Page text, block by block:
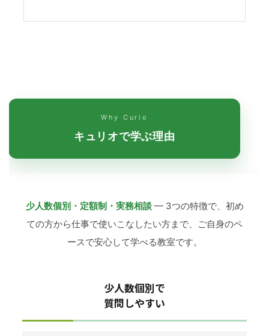
Why Curio
キュリオで学ぶ理由
少人数個別・定額制・実務相談— 3つの特徴で、初め
ての方から仕事で使いこなしたい方まで、ご自身のペ
ースで安心して学べる教室です。
少人数個別で
質問しやすい